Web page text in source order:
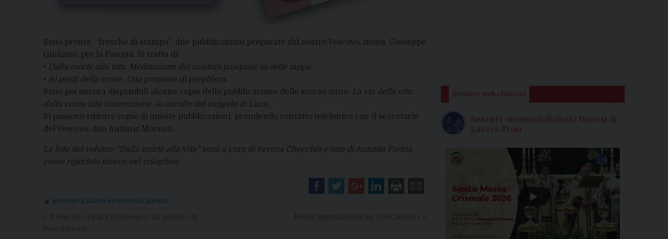
Sono pronte, “fresche di stampa”, due pubblicazioni preparate dal nostro Vescovo, mons. Giuseppe
Giuliano, per la Pasqua. Si tratta di:
• Dalla morte alla vita. Meditazione del mistero pasquale in sette tappe
• Ai piedi della croce. Una proposta di preghiera
Sono poi ancora disponibili alcune copie della pubblicazione dello scorso anno: La via della vita:
dalla croce alla risurrezione. In ascolto del vangelo di Luca
Si possono ritirare copie di queste pubblicazioni, prendendo contatto telefonico con il segretario
del Vescovo, don Antonio Moreno.
Le foto del volume “Dalla morte alla Vita” sono a cura di Serena Checchia e non di Antonio Farina,
come riportato invece nel colophon.
giuseppe giuliano lucera-troia pasqua
Sentieri web channel
Sentieri -incontri&dialoghi Diocesi di
Lucera-Troia